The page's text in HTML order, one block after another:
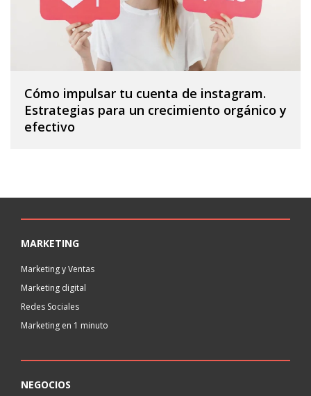
Cómo impulsar tu cuenta de instagram.
Estrategias para un crecimiento orgánico y
efectivo
MARKETING
Marketing y Ventas
Marketing digital
Redes Sociales
Marketing en 1 minuto
NEGOCIOS